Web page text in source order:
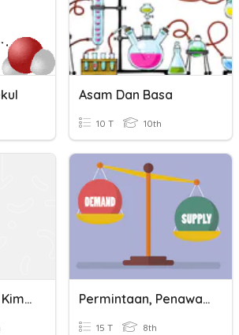
Asam Dan Basa
10 T 10th
Kesetimbangan Kimia Permintaan, Penawaran Dan Keseimbangan Harga
15 T 8th